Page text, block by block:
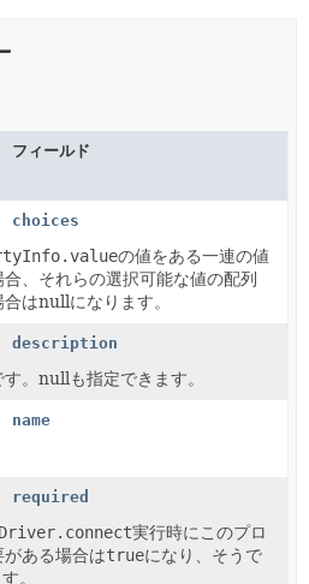
フィールド
choices
の値をある一連の値
、それらの選択可能な値の配列
はnullになります。
description
。nullも指定できます。
name
required
Driver.connect実行時にこのプロ
ある場合はtrueになり、そうで
。